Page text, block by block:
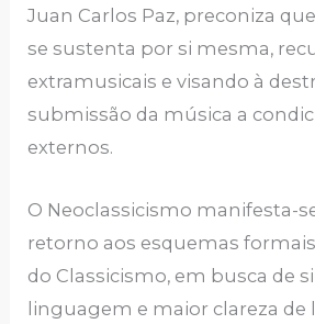
Juan Carlos Paz, preconiza
se sustenta por si mesma,
extramusicais e visando à
submissão da música a
externos.
O Neoclassicismo manifesta-
retorno aos esquemas
do Classicismo, em busca de
linguagem e maior clareza de